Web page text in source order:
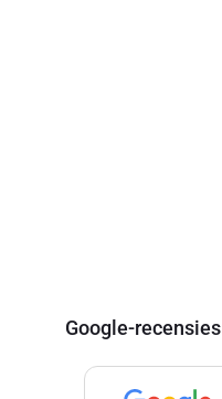
Google-recensies